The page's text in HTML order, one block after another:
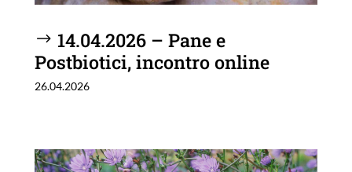
14.04.2026 – Pane e
Postbiotici, incontro online
26.04.2026